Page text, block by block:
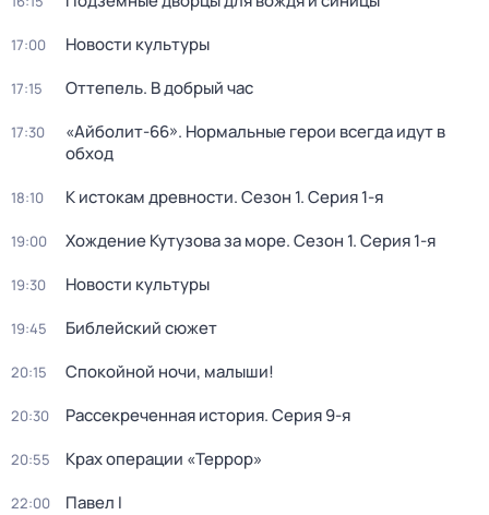
17:00 Новости культуры
17:15 Оттепель. В добрый час
17:30
«Айболит-66». Нормальные герои всегда идут в
обход
18:10 К истокам древности. Сезон 1. Серия 1-я
19:00 Хождение Кутузова за море. Сезон 1. Серия 1-я
19:30 Новости культуры
19:45 Библейский сюжет
20:15 Спокойной ночи, малыши!
20:30 Рассекреченная история. Серия 9-я
20:55 Крах операции «Террор»
22:00 Павел I